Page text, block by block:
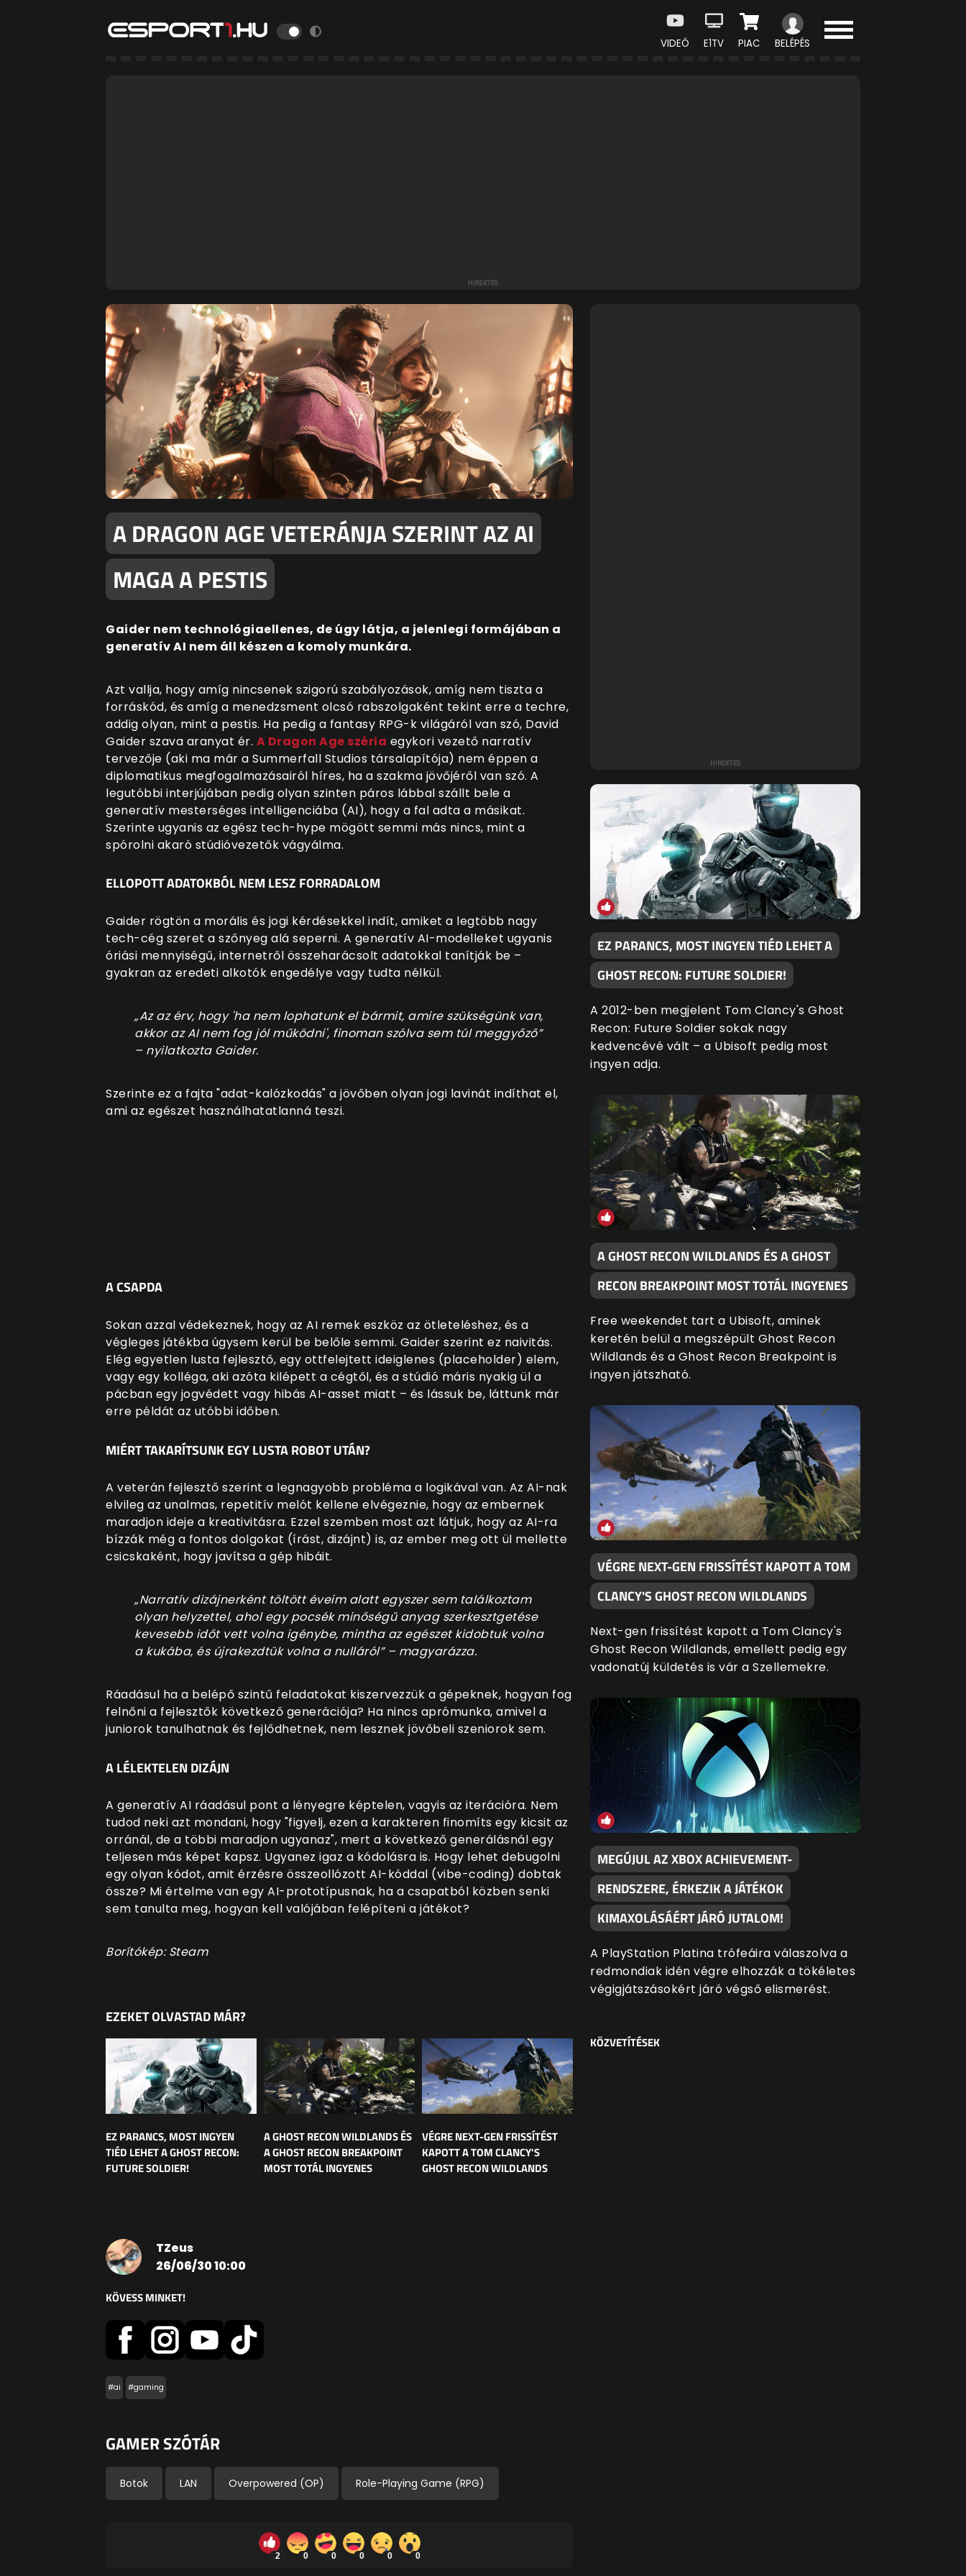
VIDEÓ E1TV PIAC BELÉPÉS
A DRAGON AGE VETERÁNJA SZERINT AZ AI
MAGA A PESTIS
Gaider nem technológiaellenes, de úgy látja, a jelenlegi formájában a
generatív AI nem áll készen a komoly munkára.
Azt vallja, hogy amíg nincsenek szigorú szabályozások, amíg nem tiszta a
forráskód, és amíg a menedzsment olcsó rabszolgaként tekint erre a techre,
addig olyan, mint a pestis. Ha pedig a fantasy RPG-k világáról van szó, David
Gaider szava aranyat ér. A Dragon Age széria egykori vezető narratív
tervezője (aki ma már a Summerfall Studios társalapítója) nem éppen a
diplomatikus megfogalmazásairól híres, ha a szakma jövőjéről van szó. A
legutóbbi interjújában pedig olyan szinten páros lábbal szállt bele a
generatív mesterséges intelligenciába (AI), hogy a fal adta a másikat.
Szerinte ugyanis az egész tech-hype mögött semmi más nincs, mint a
spórolni akaró stúdióvezetők vágyálma.
ELLOPOTT ADATOKBÓL NEM LESZ FORRADALOM
Gaider rögtön a morális és jogi kérdésekkel indít, amiket a legtöbb nagy
tech-cég szeret a szőnyeg alá seperni. A generatív AI-modelleket ugyanis
óriási mennyiségű, internetről összeharácsolt adatokkal tanítják be –
gyakran az eredeti alkotók engedélye vagy tudta nélkül.
„Az az érv, hogy 'ha nem lophatunk el bármit, amire szükségünk van,
akkor az AI nem fog jól működni', finoman szólva sem túl meggyőző”
– nyilatkozta Gaider.
Szerinte ez a fajta "adat-kalózkodás" a jövőben olyan jogi lavinát indíthat el,
ami az egészet használhatatlanná teszi.
A CSAPDA
Sokan azzal védekeznek, hogy az AI remek eszköz az ötleteléshez, és a
végleges játékba úgysem kerül be belőle semmi. Gaider szerint ez naivitás.
Elég egyetlen lusta fejlesztő, egy ottfelejtett ideiglenes (placeholder) elem,
vagy egy kolléga, aki azóta kilépett a cégtől, és a stúdió máris nyakig ül a
pácban egy jogvédett vagy hibás AI-asset miatt – és lássuk be, láttunk már
erre példát az utóbbi időben.
MIÉRT TAKARÍTSUNK EGY LUSTA ROBOT UTÁN?
A veterán fejlesztő szerint a legnagyobb probléma a logikával van. Az AI-nak
elvileg az unalmas, repetitív melót kellene elvégeznie, hogy az embernek
maradjon ideje a kreativitásra. Ezzel szemben most azt látjuk, hogy az AI-ra
bízzák még a fontos dolgokat (írást, dizájnt) is, az ember meg ott ül mellette
csicskaként, hogy javítsa a gép hibáit.
„Narratív dizájnerként töltött éveim alatt egyszer sem találkoztam
olyan helyzettel, ahol egy pocsék minőségű anyag szerkesztgetése
kevesebb időt vett volna igénybe, mintha az egészet kidobtuk volna
a kukába, és újrakezdtük volna a nulláról” – magyarázza.
Ráadásul ha a belépő szintű feladatokat kiszervezzük a gépeknek, hogyan fog
felnőni a fejlesztők következő generációja? Ha nincs aprómunka, amivel a
juniorok tanulhatnak és fejlődhetnek, nem lesznek jövőbeli szeniorok sem.
A LÉLEKTELEN DIZÁJN
A generatív AI ráadásul pont a lényegre képtelen, vagyis az iterációra. Nem
tudod neki azt mondani, hogy "figyelj, ezen a karakteren finomíts egy kicsit az
orránál, de a többi maradjon ugyanaz", mert a következő generálásnál egy
teljesen más képet kapsz. Ugyanez igaz a kódolásra is. Hogy lehet debugolni
egy olyan kódot, amit érzésre összeollózott AI-kóddal (vibe-coding) dobtak
össze? Mi értelme van egy AI-prototípusnak, ha a csapatból közben senki
sem tanulta meg, hogyan kell valójában felépíteni a játékot?
Borítókép: Steam
EZEKET OLVASTAD MÁR?
EZ PARANCS, MOST INGYEN
TIÉD LEHET A GHOST RECON:
FUTURE SOLDIER!
A GHOST RECON WILDLANDS ÉS
A GHOST RECON BREAKPOINT
MOST TOTÁL INGYENES
VÉGRE NEXT-GEN FRISSÍTÉST
KAPOTT A TOM CLANCY'S
GHOST RECON WILDLANDS
TZeus
26/06/30 10:00
KÖVESS MINKET!
#ai #gaming
GAMER SZÓTÁR
Botok LAN Overpowered (OP) Role-Playing Game (RPG)
2 0 0 0 0 0
EZ PARANCS, MOST INGYEN TIÉD LEHET A
GHOST RECON: FUTURE SOLDIER!
A 2012-ben megjelent Tom Clancy's Ghost
Recon: Future Soldier sokak nagy
kedvencévé vált – a Ubisoft pedig most
ingyen adja.
A GHOST RECON WILDLANDS ÉS A GHOST
RECON BREAKPOINT MOST TOTÁL INGYENES
Free weekendet tart a Ubisoft, aminek
keretén belül a megszépült Ghost Recon
Wildlands és a Ghost Recon Breakpoint is
ingyen játszható.
VÉGRE NEXT-GEN FRISSÍTÉST KAPOTT A TOM
CLANCY'S GHOST RECON WILDLANDS
Next-gen frissítést kapott a Tom Clancy's
Ghost Recon Wildlands, emellett pedig egy
vadonatúj küldetés is vár a Szellemekre.
MEGÚJUL AZ XBOX ACHIEVEMENT-
RENDSZERE, ÉRKEZIK A JÁTÉKOK
KIMAXOLÁSÁÉRT JÁRÓ JUTALOM!
A PlayStation Platina trófeáira válaszolva a
redmondiak idén végre elhozzák a tökéletes
végigjátszásokért járó végső elismerést.
KÖZVETÍTÉSEK